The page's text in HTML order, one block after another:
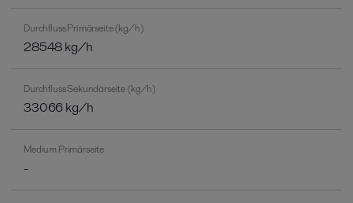
Durchfluss Primärseite (kg/h)
28548 kg/h
Durchfluss Sekundärseite (kg/h)
33066 kg/h
Medium Primärseite
-